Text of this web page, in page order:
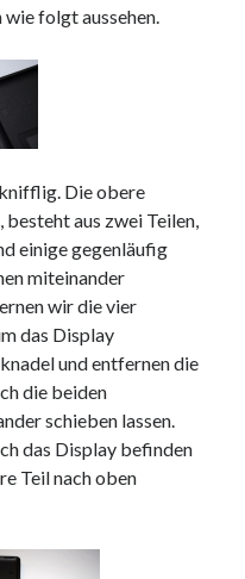
wie folgt aussehen.
Die obere
aus zwei Teilen,
einige gegenläufig
miteinander
wir die vier
das Display
und entfernen die
die beiden
schieben lassen.
das Display befinden
Teil nach oben